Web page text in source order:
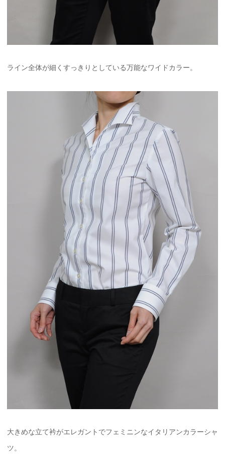
ライン全体が細くすっきりとしている万能なワイドカラー。
大きめな立て衿がエレガントでフェミニンなイタリアンカラーシャ
ツ。